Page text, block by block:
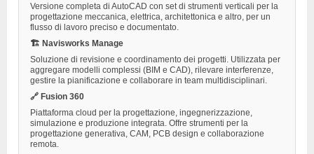
Versione completa di AutoCAD con set di strumenti verticali per la
progettazione meccanica, elettrica, architettonica e altro, per un
flusso di lavoro preciso e documentato.
🏗 Navisworks Manage
Soluzione di revisione e coordinamento dei progetti. Utilizzata per
aggregare modelli complessi (BIM e CAD), rilevare interferenze,
gestire la pianificazione e collaborare in team multidisciplinari.
🔗 Fusion 360
Piattaforma cloud per la progettazione, ingegnerizzazione,
simulazione e produzione integrata. Offre strumenti per la
progettazione generativa, CAM, PCB design e collaborazione
remota.